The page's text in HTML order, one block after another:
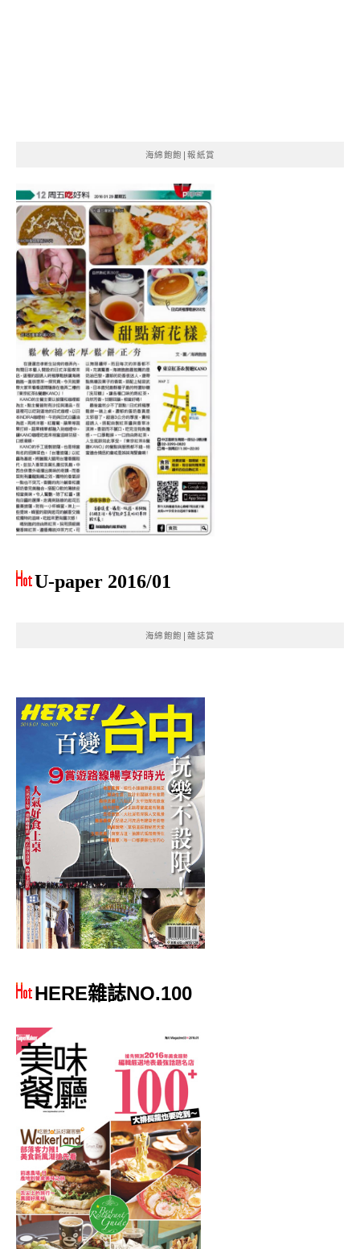
海綿飽飽|報紙賞
U-paper 2016/01
海綿飽飽|雜誌賞
HERE雜誌NO.100